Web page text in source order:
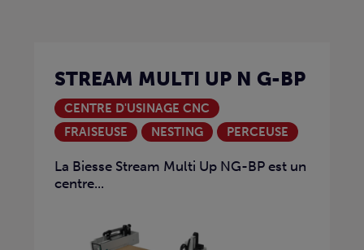
STREAM MULTI UP N G-BP
CENTRE D'USINAGE CNC
FRAISEUSE
NESTING PERCEUSE
La Biesse Stream Multi Up NG-BP est un
centre...